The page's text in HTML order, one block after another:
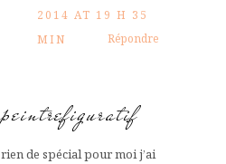
2014 AT 19 H 35
MIN
Répondre
peintrefiguratif
rien de spécial pour moi j’ai